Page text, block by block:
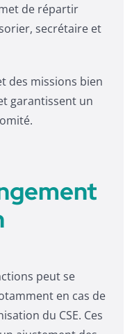
de répartir
secrétaire et
des missions bien
garantissent un
peut se
en cas de
du CSE. Ces